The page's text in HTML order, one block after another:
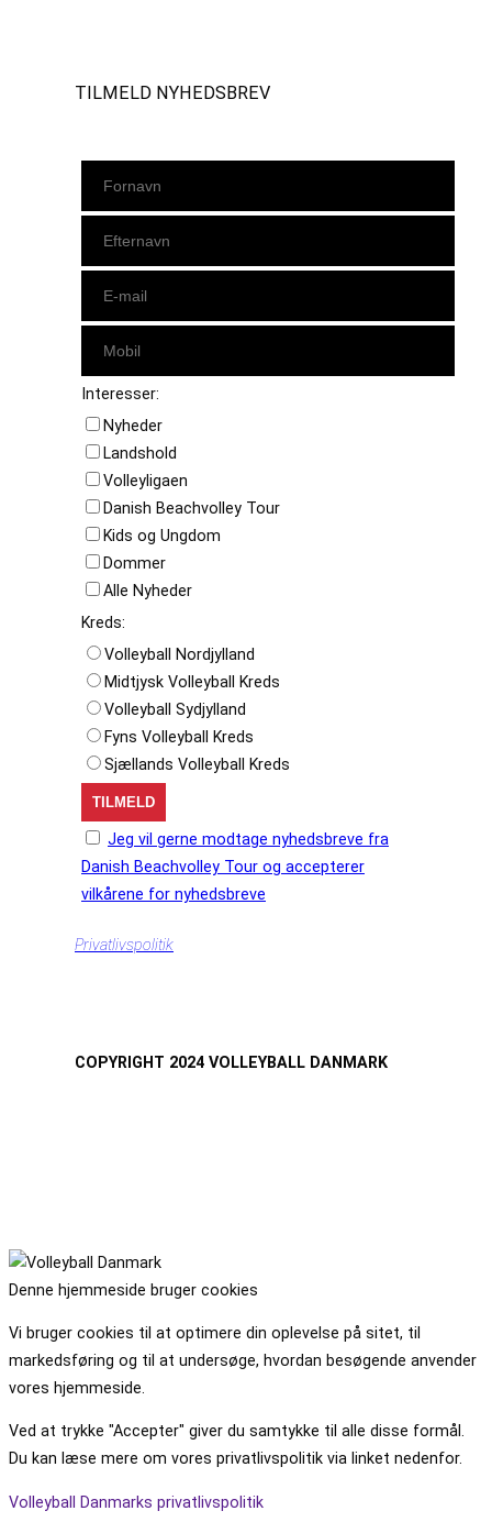
TILMELD NYHEDSBREV
Interesser:
Nyheder
Landshold
Volleyligaen
Danish Beachvolley Tour
Kids og Ungdom
Dommer
Alle Nyheder
Kreds:
Volleyball Nordjylland
Midtjysk Volleyball Kreds
Volleyball Sydjylland
Fyns Volleyball Kreds
Sjællands Volleyball Kreds
Jeg vil gerne modtage nyhedsbreve fra
Danish Beachvolley Tour og accepterer
vilkårene for nyhedsbreve
Privatlivspolitik
COPYRIGHT 2024 VOLLEYBALL DANMARK
Denne hjemmeside bruger cookies
Vi bruger cookies til at optimere din oplevelse på sitet, til
markedsføring og til at undersøge, hvordan besøgende anvender
vores hjemmeside.
Ved at trykke "Accepter" giver du samtykke til alle disse formål.
Du kan læse mere om vores privatlivspolitik via linket nedenfor.
Volleyball Danmarks privatlivspolitik